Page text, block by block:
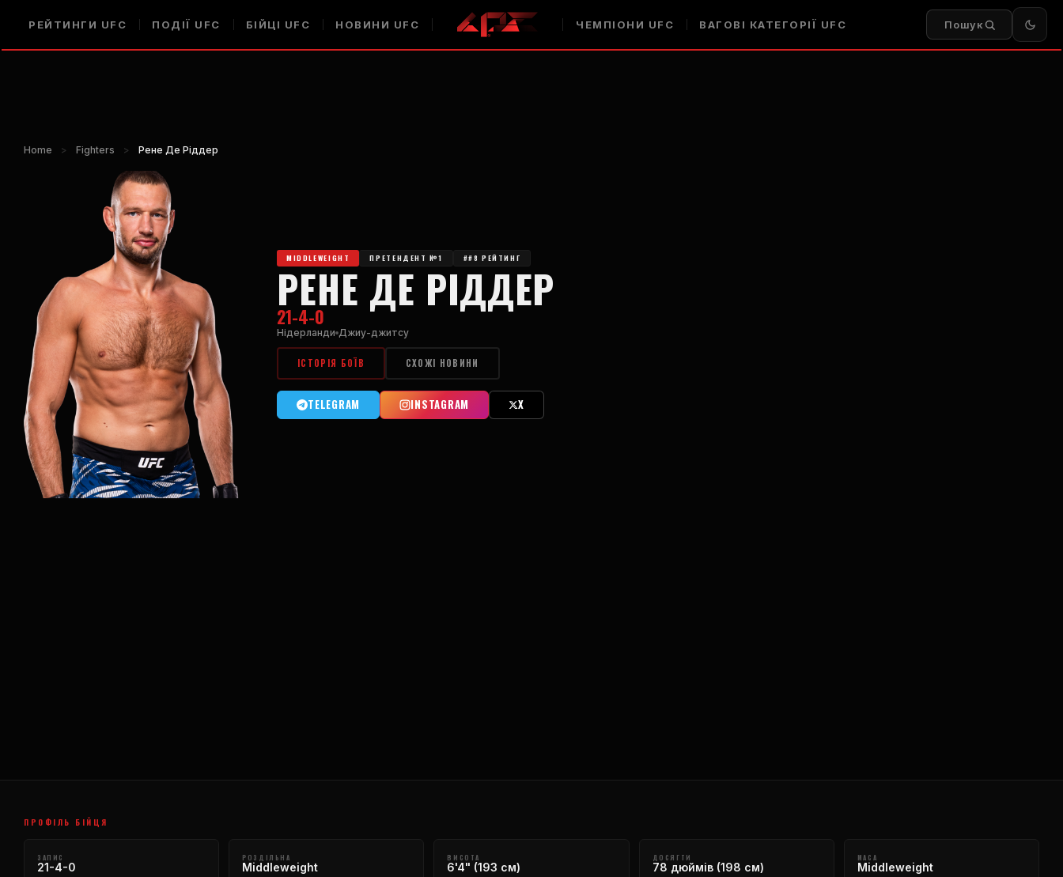
РЕЙТИНГИ UFC ПОДІЇ UFC БІЙЦІ UFC НОВИНИ UFC ЧЕМПІОНИ UFC ВАГОВІ КАТЕГОРІЇ UFC Пошук
Home > Fighters > Рене Де Ріддер
MIDDLEWEIGHT ПРЕТЕНДЕНТ №1 ##8 РЕЙТИНГ
РЕНЕ ДЕ РІДДЕР
21-4-0
Нідерланди Джиу-джитсу
ІСТОРІЯ БОЇВ СХОЖІ НОВИНИ
TELEGRAM INSTAGRAM X
ПРОФІЛЬ БІЙЦЯ
ЗАПИС
21-4-0
РОЗДІЛЬНА
Middleweight
ВИСОТА
6'4" (193 см)
ДОСЯГТИ
78 дюймів (198 см)
МАСА
Middleweight